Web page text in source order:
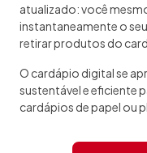
atualizado: você
instantaneamente o
retirar produtos do
O cardápio digital se
sustentável e eficiente
cardápios de papel ou